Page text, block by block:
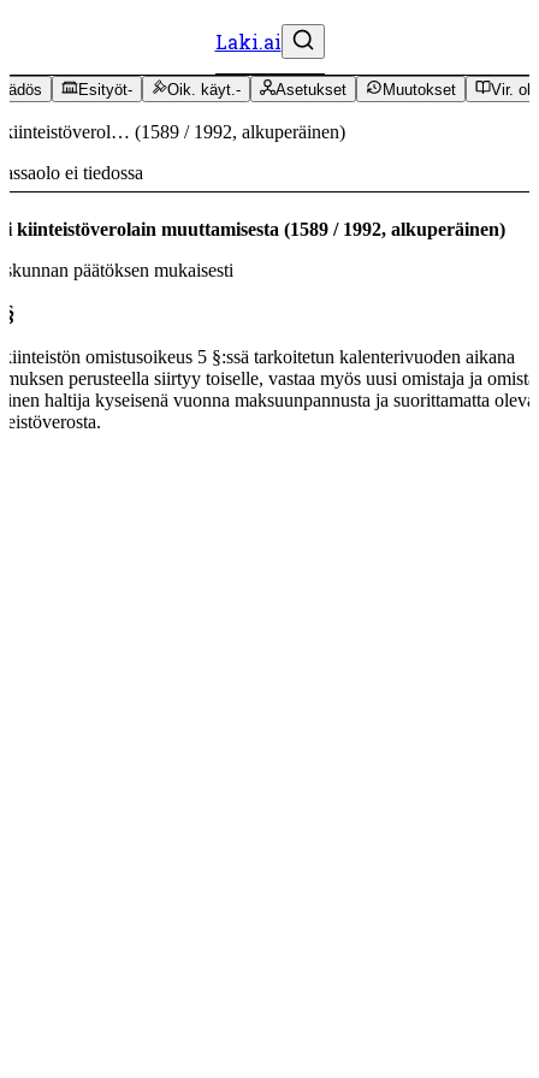
Laki.ai
Esityöt- Oik. käyt.- Asetukset Muutokset Vir.
(1589 / 1992, alkuperäinen)
ei tiedossa
kiinteistöverolain muuttamisesta (1589 / 1992, alkuperäinen)
päätöksen mukaisesti
kiinteistön omistusoikeus 5 §:ssä tarkoitetun kalenterivuoden aikana
perusteella siirtyy toiselle, vastaa myös uusi omistaja ja
haltija kyseisenä vuonna maksuunpannusta ja suorittamatta